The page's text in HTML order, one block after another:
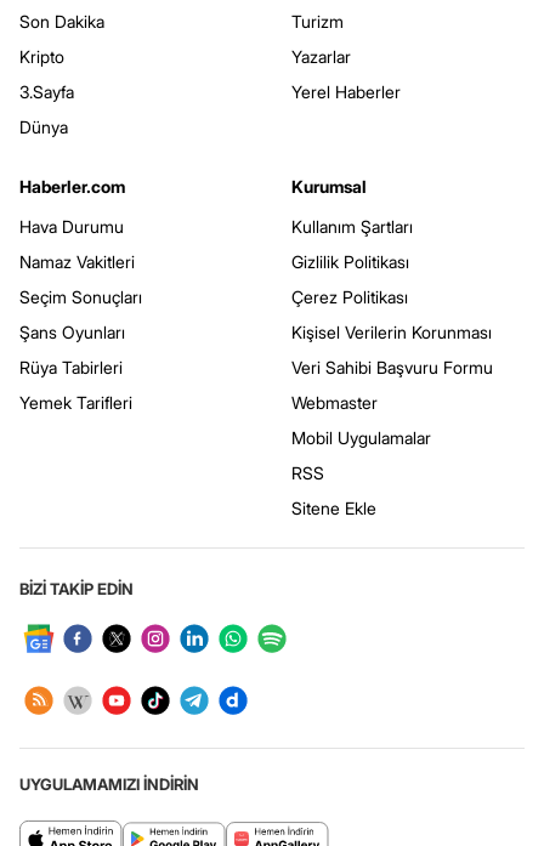
Son Dakika
Kripto
3.Sayfa
Dünya
Turizm
Yazarlar
Yerel Haberler
Haberler.com
Hava Durumu
Namaz Vakitleri
Seçim Sonuçları
Şans Oyunları
Rüya Tabirleri
Yemek Tarifleri
Kurumsal
Kullanım Şartları
Gizlilik Politikası
Çerez Politikası
Kişisel Verilerin Korunması
Veri Sahibi Başvuru Formu
Webmaster
Mobil Uygulamalar
RSS
Sitene Ekle
BİZİ TAKİP EDİN
UYGULAMAMIZI İNDİRİN